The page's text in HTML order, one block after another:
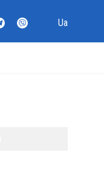
Ua